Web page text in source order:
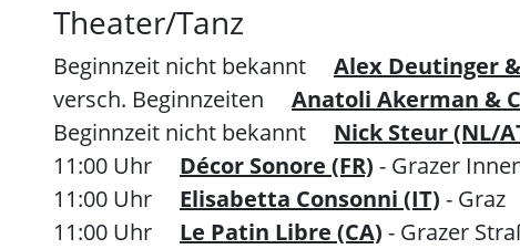
Theater/Tanz
Beginnzeit nicht bekannt Alex Deutinger
versch. Beginnzeiten
Anatoli Akerman &
Beginnzeit nicht bekannt
Nick Steur (NL/
11:00 Uhr
Décor Sonore (FR) - Grazer
11:00 Uhr
Elisabetta Consonni (IT) - Graz
11:00 Uhr
Le Patin Libre (CA) - Grazer